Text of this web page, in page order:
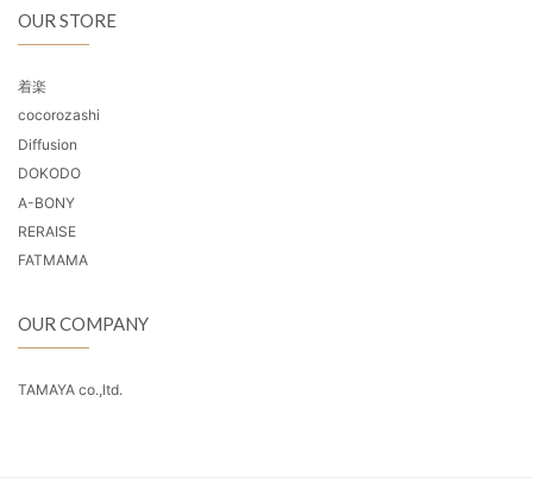
OUR STORE
着楽
cocorozashi
Diffusion
DOKODO
A-BONY
RERAISE
FATMAMA
OUR COMPANY
TAMAYA co.,ltd.